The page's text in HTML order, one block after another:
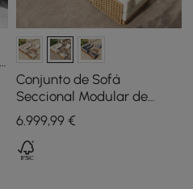
Conjunto de Sofá
Seccional Modular de
Exterior Grida de 9 Peças
em Teca Natural com
Mesa de Centro em Marfim
6.999,99€